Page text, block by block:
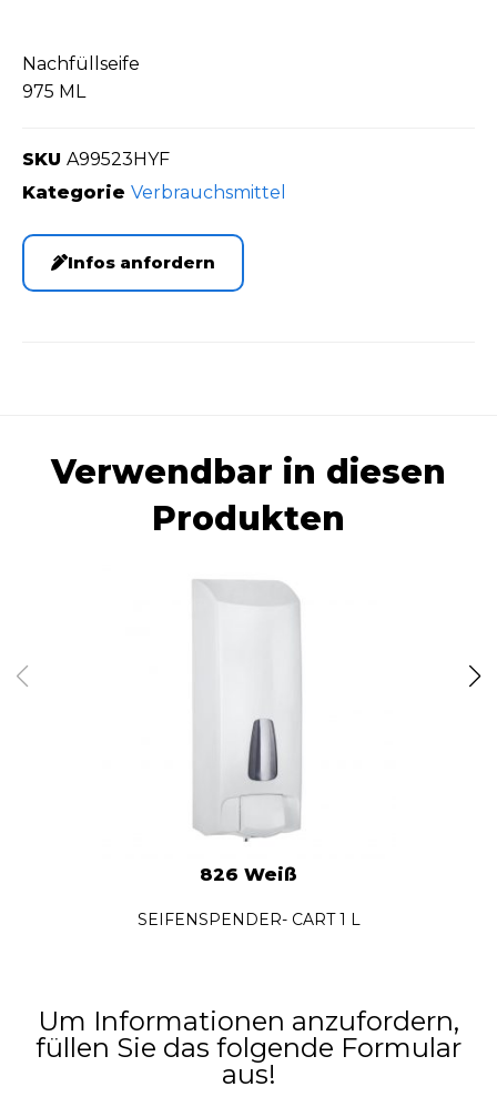
Nachfüllseife
975 ML
SKU A99523HYF
Kategorie Verbrauchsmittel
Infos anfordern
Verwendbar in diesen
Produkten
826 Weiß
SEIFENSPENDER- CART 1 L
Um Informationen anzufordern,
füllen Sie das folgende Formular
aus!